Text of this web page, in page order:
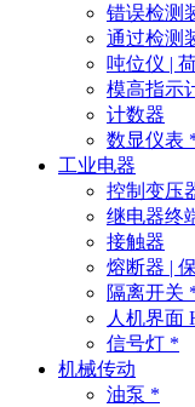
错误检测
通过检测
吨位仪 |
模高指示
计数器
数显仪表
工业电器
控制变压
继电器终
接触器
熔断器 |
隔离开关
人机界面
信号灯 *
机械传动
油泵 *